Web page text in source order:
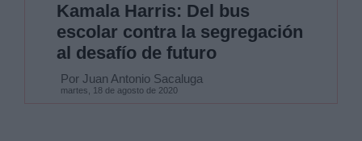
Kamala Harris: Del bus
escolar contra la segregación
al desafío de futuro
Por Juan Antonio Sacaluga
martes, 18 de agosto de 2020